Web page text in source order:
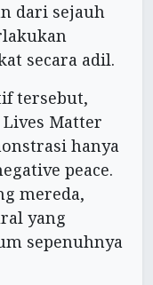
dari sejauh
secara adil.
tersebut,
Matter
hanya
peace.
mereda,
yang
sepenuhnya